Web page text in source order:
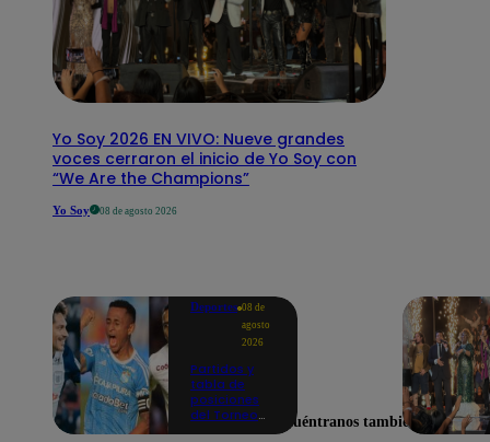
Yo Soy 2026 EN VIVO: Nueve grandes
voces cerraron el inicio de Yo Soy con
“We Are the Champions”
Yo Soy 08 de agosto 2026
Deportes 08 de
agosto
2026
Partidos y
tabla de
posiciones
del Torneo
Encuéntranos también en